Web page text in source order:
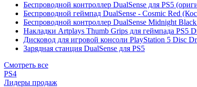
Беспроводной контроллер DualSense для PS5
Беспроводной геймпад DualSense - Cosmic Red
Беспроводной контроллер DualSense Midnight
Накладки Artplays Thumb Grips для геймпада PS5
Дисковод для игровой консоли PlayStation 5 Disc
Зарядная станция DualSense для PS5
Смотреть все
PS4
Лидеры продаж